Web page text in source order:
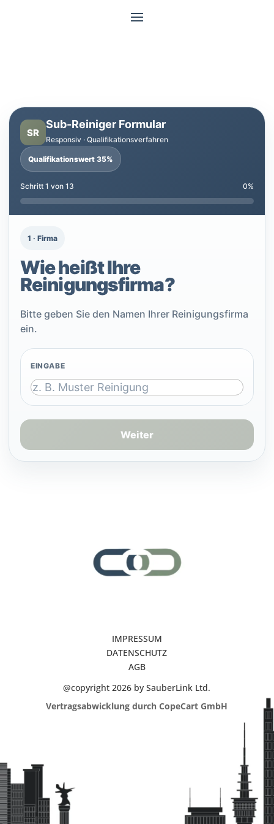
SR
Sub-Reiniger Formular
Responsiv · Qualifikationsverfahren
Qualifikationswert 35%
Schritt 1 von 13 0%
1 · Firma
Wie heißt Ihre
Reinigungsfirma?
Bitte geben Sie den Namen Ihrer Reinigungsfirma
ein.
EINGABE
Weiter
IMPRESSUM
DATENSCHUTZ
AGB
@copyright 2026 by SauberLink Ltd.
Vertragsabwicklung durch CopeCart GmbH